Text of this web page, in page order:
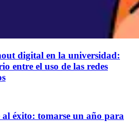
digital en la universidad:
entre el uso de las redes
éxito: tomarse un año para